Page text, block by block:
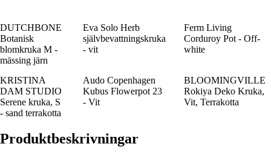
DUTCHBONE
Botanisk
blomkruka M -
mässing järn
Eva Solo Herb
självbevattningskruka
- vit
Ferm Living
Corduroy Pot - Off-
white
KRISTINA
DAM STUDIO
Serene kruka, S
- sand terrakotta
Audo Copenhagen
Kubus Flowerpot 23
- Vit
BLOOMINGVILLE
Rokiya Deko Kruka,
Vit, Terrakotta
Produktbeskrivningar